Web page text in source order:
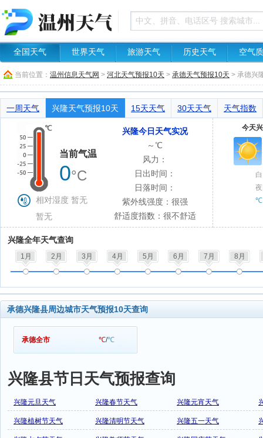
全国天气 世界天气 旅游天气 历史天气 空气
当前位置： 温州信息天气网 > 河北天气预报10天 > 承德天气预报10天 > 承德兴
一周天气 兴隆天气预报10天 15天天气 30天天气 天气指数
当前气温
0°C
相对湿度 暂无
暂无
兴隆今日天气实况
～℃
风力：
日出时间：
日落时间：
紫外线强度：很强
舒适度指数：很不舒适
今天
℃
兴隆全年天气查询
1月 2月 3月 4月 5月 6月 7月 8月
承德兴隆县周边城市天气预报10天查询
承德全市 ℃/℃
兴隆县节日天气预报查询
兴隆元旦天气 兴隆春节天气 兴隆元宵天气
兴隆植树节天气 兴隆清明节天气 兴隆五一天气